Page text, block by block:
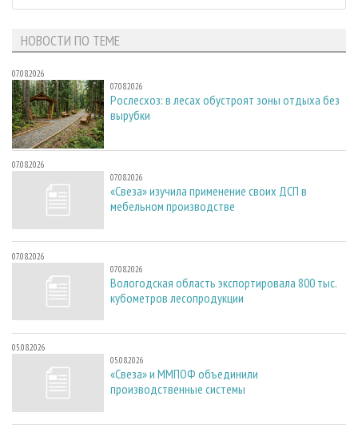
НОВОСТИ ПО ТЕМЕ
07.08.2026
07.08.2026
Рослесхоз: в лесах обустроят зоны отдыха без
вырубки
07.08.2026
07.08.2026
«Свеза» изучила применение своих ДСП в
мебельном производстве
07.08.2026
07.08.2026
Вологодская область экспортировала 800 тыс.
кубометров лесопродукции
05.08.2026
05.08.2026
«Свеза» и ММПОФ объединили
производственные системы